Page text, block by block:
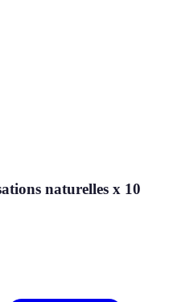
naturelles x 10